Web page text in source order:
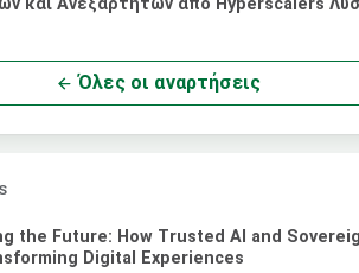
Όλες οι αναρτήσεις
the Future: How Trusted AI and
Digital Experiences